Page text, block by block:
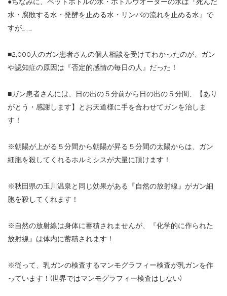
●ちなみに、ペットボトルの水・ボトルウオーターの水は『死んだ
水・腐敗する水・発酵を止める水・リンパの流れを止める水』で
すが………
■2,000人のガン患者さんの個人相談を受けてわかったのが、ガン
や認知症の原因は『否定的感情の毎日の人』だった！
■ガン患者さんには、日の出の５分前から日の出の５分間、【あり
がとう・感謝します】とお天道様に手を合わせてガンを治しま
す！
※朝陽が上がる５分間から朝陽が昇る５分間の太陽からは、ガン
細胞を殺してくれるホルミシスが大量に頂けます！
※秋田県の玉川温泉と同じ効果がある『自然の放射線』がガン細
胞を殺してくれます！
※ 自然の放射線は身体に蓄積されませんが、『化学的に作られた
放射線』は体内に蓄積されます！
※従って、乳ガンの検査するマンモグラフィー検査が乳ガンを作
っています！ (世界ではマンモグラフィー検査はしない)